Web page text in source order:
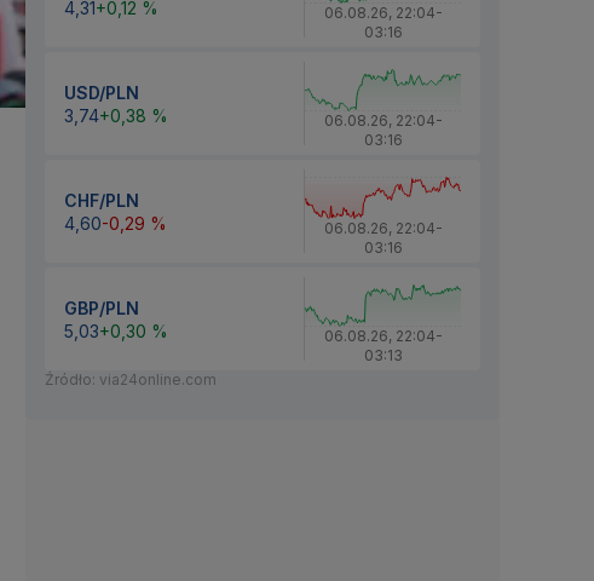
4,31+0,12 % 06.08.26, 22:04-
03:16
USD/PLN
3,74+0,38 % 06.08.26, 22:04-
03:16
CHF/PLN
4,60-0,29 % 06.08.26, 22:04-
03:16
GBP/PLN
5,03+0,30 % 06.08.26, 22:04-
03:13
Źródło: via24online.com